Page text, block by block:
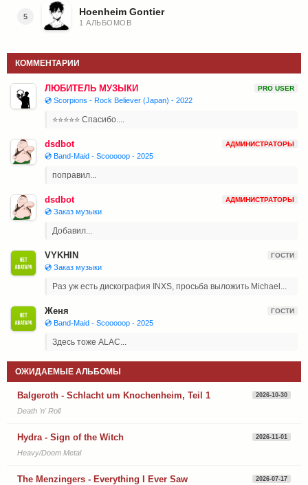
5 Hoenheim Gontier
1 АЛЬБОМОВ
КОММЕНТАРИИ
ЛЮБИТЕЛЬ МУЗЫКИ PRO USER
💿 Scorpions - Rock Believer (Japan) - 2022
⭐⭐⭐⭐⭐ Спасибо....
dsdbot АДМИНИСТРАТОРЫ
💿 Band-Maid - Scooooop - 2025
поправил...
dsdbot АДМИНИСТРАТОРЫ
💿 Заказ музыки
Добавил...
VYKHIN ГОСТИ
💿 Заказ музыки
Раз уж есть дискография INXS, просьба выложить Michael...
Женя ГОСТИ
💿 Band-Maid - Scooooop - 2025
Здесь тоже ALAC...
ОЖИДАЕМЫЕ АЛЬБОМЫ
Balgeroth - Schlacht um Knochenheim, Teil 1 2026-10-30
Death 'n' Roll
Hydra - Sign of the Witch 2026-11-01
Heavy/Doom Metal
The Menzingers - Everything I Ever Saw 2026-07-17